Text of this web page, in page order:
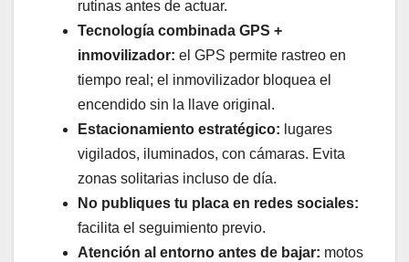
rutinas antes de actuar.
Tecnología combinada GPS +
inmovilizador: el GPS permite rastreo en
tiempo real; el inmovilizador bloquea el
encendido sin la llave original.
Estacionamiento estratégico: lugares
vigilados, iluminados, con cámaras. Evita
zonas solitarias incluso de día.
No publiques tu placa en redes sociales:
facilita el seguimiento previo.
Atención al entorno antes de bajar: motos